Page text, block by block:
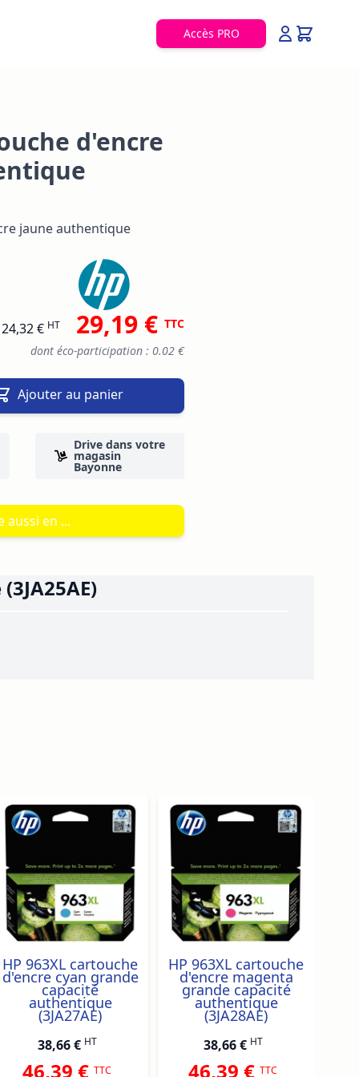
Accès PRO
d'encre
jaune authentique
24,32 € HT 29,19 € TTC
dont éco-participation : 0.02 €
Ajouter au panier
Drive dans votre
magasin
Bayonne
aussi en ...
to carousel navigation using the skip links.
HP 963XL cartouche
d'encre cyan grande
capacité
authentique
(3JA27AE)
38,66 € HT
46,39 €TTC
HP 963XL cartouche
d'encre magenta
grande capacité
authentique
(3JA28AE)
38,66 € HT
46,39 €TTC